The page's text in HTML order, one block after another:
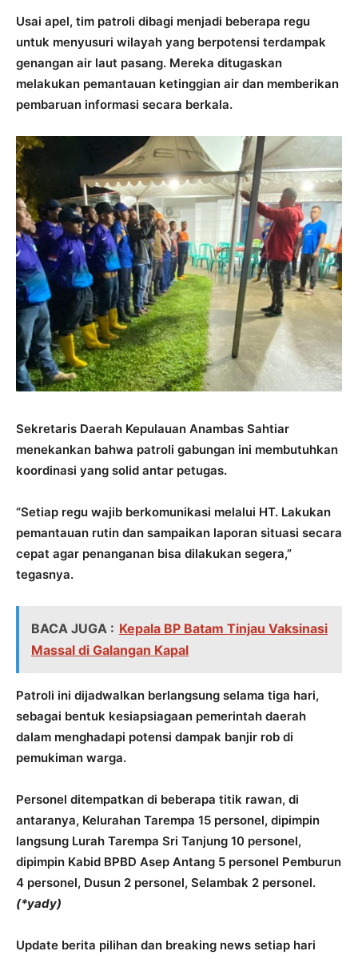
Usai apel, tim patroli dibagi menjadi beberapa regu
untuk menyusuri wilayah yang berpotensi terdampak
genangan air laut pasang. Mereka ditugaskan
melakukan pemantauan ketinggian air dan memberikan
pembaruan informasi secara berkala.
Sekretaris Daerah Kepulauan Anambas Sahtiar
menekankan bahwa patroli gabungan ini membutuhkan
koordinasi yang solid antar petugas.
“Setiap regu wajib berkomunikasi melalui HT. Lakukan
pemantauan rutin dan sampaikan laporan situasi secara
cepat agar penanganan bisa dilakukan segera,”
tegasnya.
BACA JUGA : Kepala BP Batam Tinjau Vaksinasi
Massal di Galangan Kapal
Patroli ini dijadwalkan berlangsung selama tiga hari,
sebagai bentuk kesiapsiagaan pemerintah daerah
dalam menghadapi potensi dampak banjir rob di
pemukiman warga.
Personel ditempatkan di beberapa titik rawan, di
antaranya, Kelurahan Tarempa 15 personel, dipimpin
langsung Lurah Tarempa Sri Tanjung 10 personel,
dipimpin Kabid BPBD Asep Antang 5 personel Pemburun
4 personel, Dusun 2 personel, Selambak 2 personel.
(*yady)
Update berita pilihan dan breaking news setiap hari